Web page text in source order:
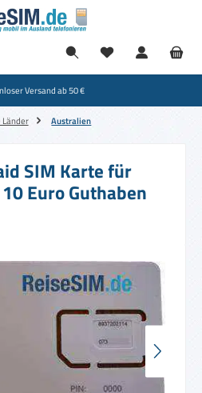
Versand ab 50 €
Australien
SIM Karte für
Euro Guthaben